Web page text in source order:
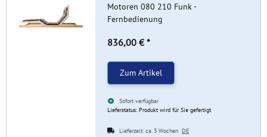
Motoren 080 210 Funk -
Fernbedienung
836,00 € *
Zum Artikel
Sofort verfügbar
Lieferstatus: Produkt wird für Sie gefertigt
Lieferzeit:ca. 3 WochenDE